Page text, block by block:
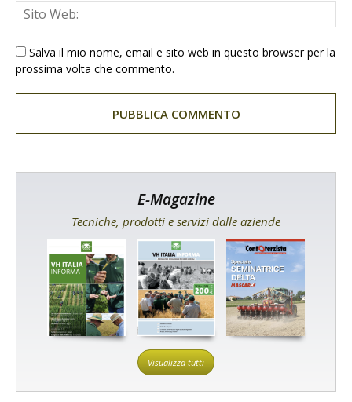
Salva il mio nome, email e sito web in questo browser per la
prossima volta che commento.
E-Magazine
Tecniche, prodotti e servizi dalle aziende
Visualizza tutti